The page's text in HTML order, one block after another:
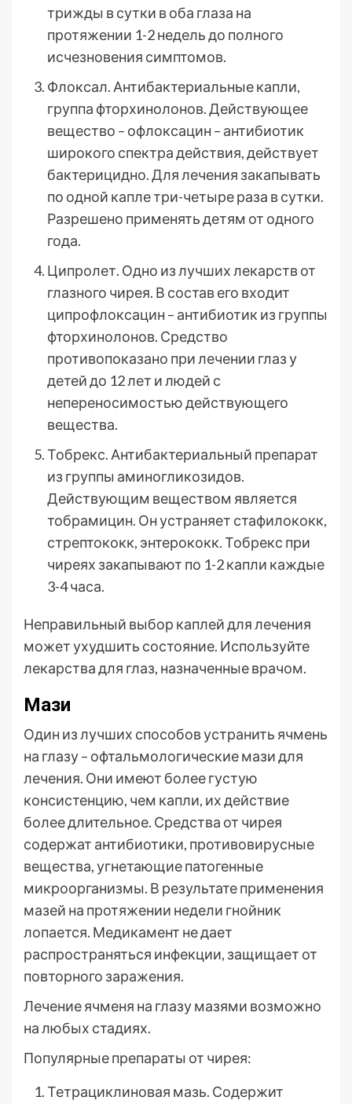
трижды в сутки в оба глаза на
протяжении 1-2 недель до полного
исчезновения симптомов.
Флоксал. Антибактериальные капли,
группа фторхинолонов. Действующее
вещество – офлоксацин – антибиотик
широкого спектра действия, действует
бактерицидно. Для лечения закапывать
по одной капле три-четыре раза в сутки.
Разрешено применять детям от одного
года.
Ципролет. Одно из лучших лекарств от
глазного чирея. В состав его входит
ципрофлоксацин – антибиотик из группы
фторхинолонов. Средство
противопоказано при лечении глаз у
детей до 12 лет и людей с
непереносимостью действующего
вещества.
Тобрекс. Антибактериальный препарат
из группы аминогликозидов.
Действующим веществом является
тобрамицин. Он устраняет стафилококк,
стрептококк, энтерококк. Тобрекс при
чиреях закапывают по 1-2 капли каждые
3-4 часа.
Неправильный выбор каплей для лечения
может ухудшить состояние. Используйте
лекарства для глаз, назначенные врачом.
Мази
Один из лучших способов устранить ячмень
на глазу – офтальмологические мази для
лечения. Они имеют более густую
консистенцию, чем капли, их действие
более длительное. Средства от чирея
содержат антибиотики, противовирусные
вещества, угнетающие патогенные
микроорганизмы. В результате применения
мазей на протяжении недели гнойник
лопается. Медикамент не дает
распространяться инфекции, защищает от
повторного заражения.
Лечение ячменя на глазу мазями возможно
на любых стадиях.
Популярные препараты от чирея:
Тетрациклиновая мазь. Содержит